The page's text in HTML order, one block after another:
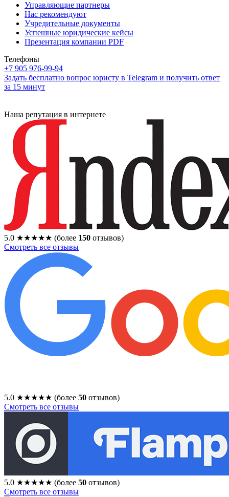
Управляющие партнеры
Нас рекомендуют
Учредительные документы
Успешные юридические кейсы
Презентация компании PDF
Телефоны
+7 905 976-99-94
Задать бесплатно вопрос юристу в Telegram и получить ответ
за 15 минут
Наша репутация в интернете
5.0 ★★★★★ (более 150 отзывов)
Смотреть все отзывы
5.0 ★★★★★ (более 50 отзывов)
Смотреть все отзывы
5.0 ★★★★★ (более 50 отзывов)
Смотреть все отзывы